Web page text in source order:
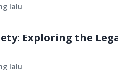
lalu
Exploring the
lalu